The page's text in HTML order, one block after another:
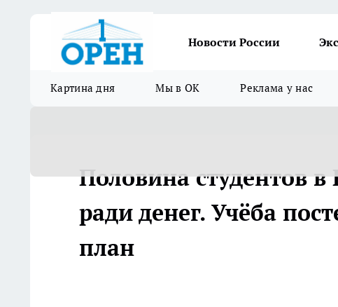
Новости России
Картина дня Мы в ОК Реклама у нас
Половина студентов в
ради денег. Учёба
план